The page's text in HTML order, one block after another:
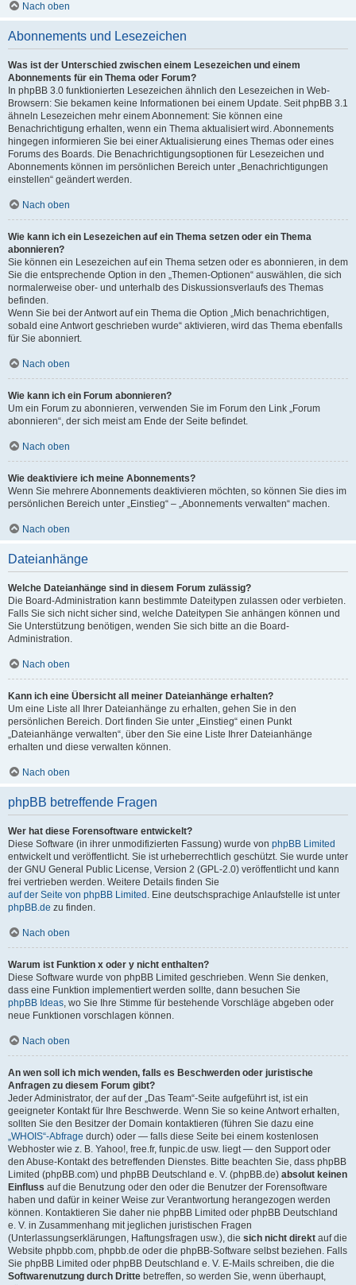
Nach oben
Abonnements und Lesezeichen
Was ist der Unterschied zwischen einem Lesezeichen und einem
Abonnements für ein Thema oder Forum?
In phpBB 3.0 funktionierten Lesezeichen ähnlich den Lesezeichen in Web-
Browsern: Sie bekamen keine Informationen bei einem Update. Seit phpBB 3.1
ähneln Lesezeichen mehr einem Abonnement: Sie können eine
Benachrichtigung erhalten, wenn ein Thema aktualisiert wird. Abonnements
hingegen informieren Sie bei einer Aktualisierung eines Themas oder eines
Forums des Boards. Die Benachrichtigungsoptionen für Lesezeichen und
Abonnements können im persönlichen Bereich unter „Benachrichtigungen
einstellen“ geändert werden.
Nach oben
Wie kann ich ein Lesezeichen auf ein Thema setzen oder ein Thema
abonnieren?
Sie können ein Lesezeichen auf ein Thema setzen oder es abonnieren, in dem
Sie die entsprechende Option in den „Themen-Optionen“ auswählen, die sich
normalerweise ober- und unterhalb des Diskussionsverlaufs des Themas
befinden.
Wenn Sie bei der Antwort auf ein Thema die Option „Mich benachrichtigen,
sobald eine Antwort geschrieben wurde“ aktivieren, wird das Thema ebenfalls
für Sie abonniert.
Nach oben
Wie kann ich ein Forum abonnieren?
Um ein Forum zu abonnieren, verwenden Sie im Forum den Link „Forum
abonnieren“, der sich meist am Ende der Seite befindet.
Nach oben
Wie deaktiviere ich meine Abonnements?
Wenn Sie mehrere Abonnements deaktivieren möchten, so können Sie dies im
persönlichen Bereich unter „Einstieg“ – „Abonnements verwalten“ machen.
Nach oben
Dateianhänge
Welche Dateianhänge sind in diesem Forum zulässig?
Die Board-Administration kann bestimmte Dateitypen zulassen oder verbieten.
Falls Sie sich nicht sicher sind, welche Dateitypen Sie anhängen können und
Sie Unterstützung benötigen, wenden Sie sich bitte an die Board-
Administration.
Nach oben
Kann ich eine Übersicht all meiner Dateianhänge erhalten?
Um eine Liste all Ihrer Dateianhänge zu erhalten, gehen Sie in den
persönlichen Bereich. Dort finden Sie unter „Einstieg“ einen Punkt
„Dateianhänge verwalten“, über den Sie eine Liste Ihrer Dateianhänge
erhalten und diese verwalten können.
Nach oben
phpBB betreffende Fragen
Wer hat diese Forensoftware entwickelt?
Diese Software (in ihrer unmodifizierten Fassung) wurde von phpBB Limited
entwickelt und veröffentlicht. Sie ist urheberrechtlich geschützt. Sie wurde unter
der GNU General Public License, Version 2 (GPL-2.0) veröffentlicht und kann
frei vertrieben werden. Weitere Details finden Sie
auf der Seite von phpBB Limited . Eine deutschsprachige Anlaufstelle ist unter
phpBB.de zu finden.
Nach oben
Warum ist Funktion x oder y nicht enthalten?
Diese Software wurde von phpBB Limited geschrieben. Wenn Sie denken,
dass eine Funktion implementiert werden sollte, dann besuchen Sie
phpBB Ideas, wo Sie Ihre Stimme für bestehende Vorschläge abgeben oder
neue Funktionen vorschlagen können.
Nach oben
An wen soll ich mich wenden, falls es Beschwerden oder juristische
Anfragen zu diesem Forum gibt?
Jeder Administrator, der auf der „Das Team“-Seite aufgeführt ist, ist ein
geeigneter Kontakt für Ihre Beschwerde. Wenn Sie so keine Antwort erhalten,
sollten Sie den Besitzer der Domain kontaktieren (führen Sie dazu eine
„WHOIS“-Abfrage durch) oder — falls diese Seite bei einem kostenlosen
Webhoster wie z. B. Yahoo!, free.fr, funpic.de usw. liegt — den Support oder
den Abuse-Kontakt des betreffenden Dienstes. Bitte beachten Sie, dass phpBB
Limited (phpBB.com) und phpBB Deutschland e. V. (phpBB.de) absolut keinen
Einfluss auf die Benutzung oder den oder die Benutzer der Forensoftware
haben und dafür in keiner Weise zur Verantwortung herangezogen werden
können. Kontaktieren Sie daher nie phpBB Limited oder phpBB Deutschland
e. V. in Zusammenhang mit jeglichen juristischen Fragen
(Unterlassungserklärungen, Haftungsfragen usw.), die sich nicht direkt auf die
Website phpbb.com, phpbb.de oder die phpBB-Software selbst beziehen. Falls
Sie phpBB Limited oder phpBB Deutschland e. V. E-Mails schreiben, die die
Softwarenutzung durch Dritte betreffen, so werden Sie, wenn überhaupt,